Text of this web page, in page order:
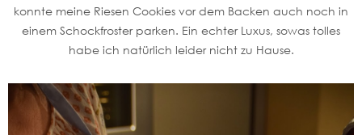
konnte meine Riesen Cookies vor dem Backen auch noch in
einem Schockfroster parken. Ein echter Luxus, sowas tolles
habe ich natürlich leider nicht zu Hause.